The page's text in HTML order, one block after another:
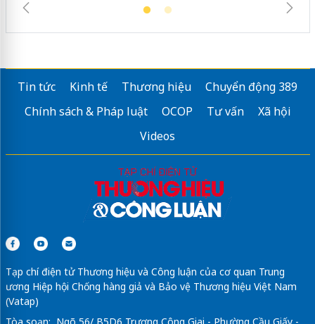
Tin tức Kinh tế Thương hiệu
Chuyển động 389
Chính sách & Pháp luật
OCOP Tư vấn
Xã hội
Videos
Tạp chí điện tử Thương hiệu và Công luận của cơ quan Trung
ương Hiệp hội Chống hàng giả và Bảo vệ Thương hiệu Việt Nam
(Vatap)